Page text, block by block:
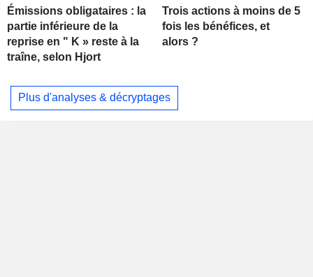
Émissions obligataires : la
partie inférieure de la
reprise en " K » reste à la
traîne, selon Hjort
Trois actions à moins de 5
fois les bénéfices, et
alors ?
Plus d'analyses & décryptages